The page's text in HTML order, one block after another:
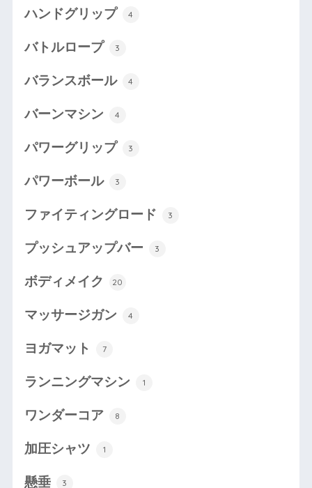
ハンドグリップ 4
バトルロープ 3
バランスボール 4
バーンマシン 4
パワーグリップ 3
パワーボール 3
ファイティングロード 3
プッシュアップバー 3
ボディメイク 20
マッサージガン 4
ヨガマット 7
ランニングマシン 1
ワンダーコア 8
加圧シャツ 1
懸垂 3